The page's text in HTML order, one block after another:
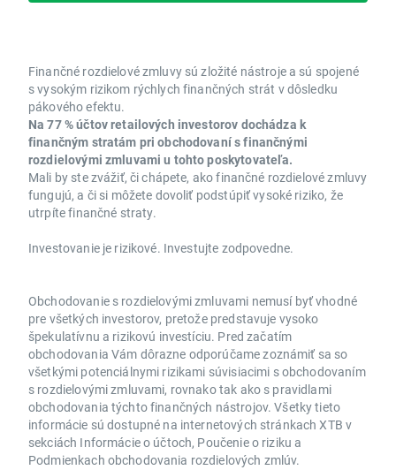
Finančné rozdielové zmluvy sú zložité nástroje a sú spojené
s vysokým rizikom rýchlych finančných strát v dôsledku
pákového efektu.
Na 77 % účtov retailových investorov dochádza k
finančným stratám pri obchodovaní s finančnými
rozdielovými zmluvami u tohto poskytovateľa.
Mali by ste zvážiť, či chápete, ako finančné rozdielové zmluvy
fungujú, a či si môžete dovoliť podstúpiť vysoké riziko, že
utrpíte finančné straty.
Investovanie je rizikové. Investujte zodpovedne.
Obchodovanie s rozdielovými zmluvami nemusí byť vhodné
pre všetkých investorov, pretože predstavuje vysoko
špekulatívnu a rizikovú investíciu. Pred začatím
obchodovania Vám dôrazne odporúčame zoznámiť sa so
všetkými potenciálnymi rizikami súvisiacimi s obchodovaním
s rozdielovými zmluvami, rovnako tak ako s pravidlami
obchodovania týchto finančných nástrojov. Všetky tieto
informácie sú dostupné na internetových stránkach XTB v
sekciách Informácie o účtoch, Poučenie o riziku a
Podmienkach obchodovania rozdielových zmlúv.